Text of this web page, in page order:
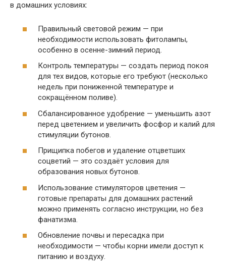
в домашних условиях:
Правильный световой режим — при
необходимости использовать фитолампы,
особенно в осенне-зимний период.
Контроль температуры — создать период покоя
для тех видов, которые его требуют (несколько
недель при пониженной температуре и
сокращённом поливе).
Сбалансированное удобрение — уменьшить азот
перед цветением и увеличить фосфор и калий для
стимуляции бутонов.
Прищипка побегов и удаление отцветших
соцветий — это создаёт условия для
образования новых бутонов.
Использование стимуляторов цветения —
готовые препараты для домашних растений
можно применять согласно инструкции, но без
фанатизма.
Обновление почвы и пересадка при
необходимости — чтобы корни имели доступ к
питанию и воздуху.